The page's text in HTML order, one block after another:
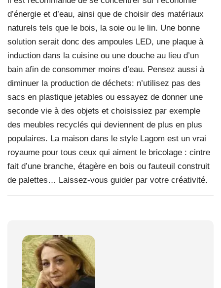
d’énergie et d’eau, ainsi que de choisir des matériaux
naturels tels que le bois, la soie ou le lin. Une bonne
solution serait donc des ampoules LED, une plaque à
induction dans la cuisine ou une douche au lieu d’un
bain afin de consommer moins d’eau. Pensez aussi à
diminuer la production de déchets: n’utilisez pas des
sacs en plastique jetables ou essayez de donner une
seconde vie à des objets et choisissiez par exemple
des meubles recyclés qui deviennent de plus en plus
populaires. La maison dans le style Lagom est un vrai
royaume pour tous ceux qui aiment le bricolage : cintre
fait d’une branche, étagère en bois ou fauteuil construit
de palettes… Laissez-vous guider par votre créativité.